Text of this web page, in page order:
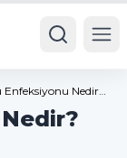
Enfeksiyonu Nedir?